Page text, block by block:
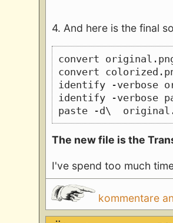
4. And here is the final
convert
convert
identify -verbose
identify -verbose
paste -d\
The new file is the
I've spend too much
kommentare